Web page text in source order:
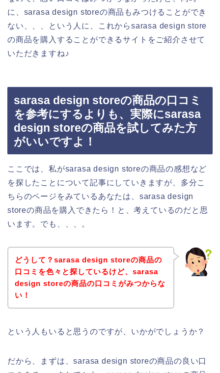
に、sarasa design storeの商品もみつけることができ
ない、、、という人に、これからsarasa design store
の商品を購入することができるサイトをご紹介させて
いただきますね♪
sarasa design storeの商品の口コミ
を参考にするよりも、実際にsarasa
design storeの商品を試してみた方
がいいですよ！
ここでは、私がsarasa design storeの商品の感想など
を探したことについて記事にしていきますが、多分こ
ちらのページをみているあなたは、sarasa design
storeの商品を購入できたら！と、考えているのだと思
います。でも、、、。
どうして？sarasa design storeの商品の
口コミを色々と探しているけど、sarasa
design storeの商品の口コミがみつからな
い！
という人もいると思うのですが、いかがでしょうか？
だから、まずは、sarasa design storeの商品の良い口